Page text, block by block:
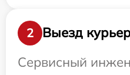
2
Выезд
Сервисный